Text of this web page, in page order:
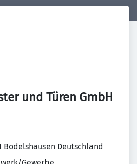
und Türen GmbH
Bodelshausen Deutschland